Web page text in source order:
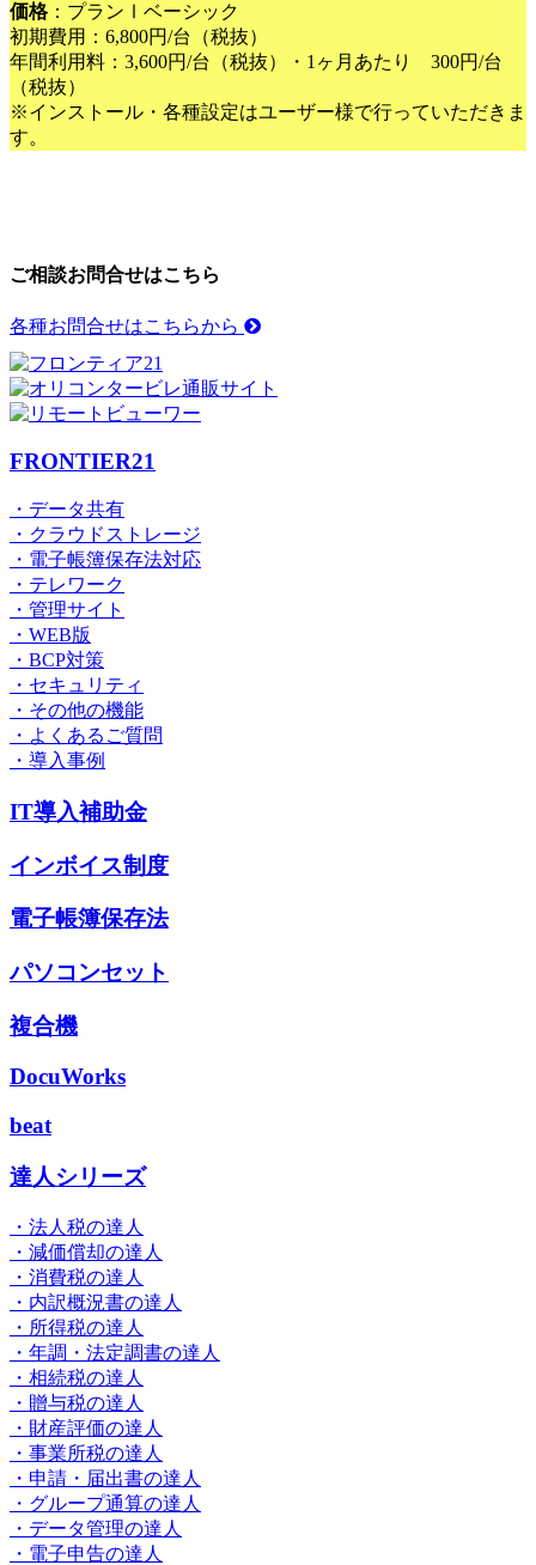
価格：プランⅠベーシック
初期費用：6,800円/台（税抜）
年間利用料：3,600円/台（税抜）・1ヶ月あたり 300円/台
（税抜）
※インストール・各種設定はユーザー様で行っていただきま
す。
ご相談お問合せはこちら
各種お問合せはこちらから
FRONTIER21
・データ共有
・クラウドストレージ
・電子帳簿保存法対応
・テレワーク
・管理サイト
・WEB版
・BCP対策
・セキュリティ
・その他の機能
・よくあるご質問
・導入事例
IT導入補助金
インボイス制度
電子帳簿保存法
パソコンセット
複合機
DocuWorks
beat
達人シリーズ
・法人税の達人
・減価償却の達人
・消費税の達人
・内訳概況書の達人
・所得税の達人
・年調・法定調書の達人
・相続税の達人
・贈与税の達人
・財産評価の達人
・事業所税の達人
・申請・届出書の達人
・グループ通算の達人
・データ管理の達人
・電子申告の達人